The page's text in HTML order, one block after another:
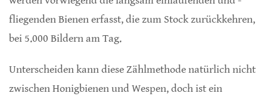
fliegenden Bienen erfasst, die zum Stock zurückkehren,
bei 5.000 Bildern am Tag.
Unterscheiden kann diese Zählmethode natürlich nicht
zwischen Honigbienen und Wespen, doch ist ein